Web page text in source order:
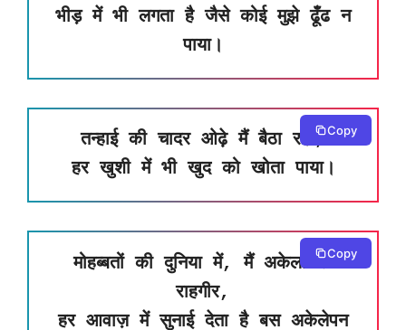
भीड़ में भी लगता है जैसे कोई मुझे ढूँढ न
पाया।
तन्हाई की चादर ओढ़े मैं बैठा रहा,
हर खुशी में भी खुद को खोता पाया।
Copy
मोहब्बतों की दुनिया में, मैं अकेला सा
राहगीर,
हर आवाज़ में सुनाई देता है बस अकेलेपन
Copy